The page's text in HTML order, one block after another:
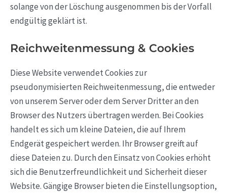
solange von der Löschung ausgenommen bis der Vorfall
endgültig geklärt ist.
Reichweitenmessung & Cookies
Diese Website verwendet Cookies zur
pseudonymisierten Reichweitenmessung, die entweder
von unserem Server oder dem Server Dritter an den
Browser des Nutzers übertragen werden. Bei Cookies
handelt es sich um kleine Dateien, die auf Ihrem
Endgerät gespeichert werden. Ihr Browser greift auf
diese Dateien zu. Durch den Einsatz von Cookies erhöht
sich die Benutzerfreundlichkeit und Sicherheit dieser
Website. Gängige Browser bieten die Einstellungsoption,